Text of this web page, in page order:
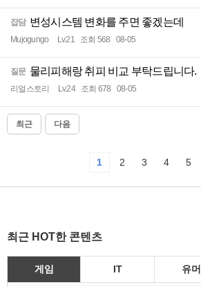
잡담 변성시스템 변화를 주면 좋겠는데
Mujogungo Lv.21 조회 568 08-05
질문 물리피해랑 취피 비교 부탁드립니다.
리얼스토리 Lv.24 조회 678 08-05
최근 다음
1 2 3 4 5
최근 HOT한 콘텐츠
게임 IT 유머